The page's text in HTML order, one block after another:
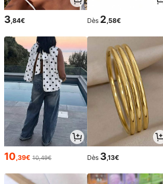
3,84€ Dès 2,58€
10 ,39€ 10,49€ Dès 3,13€